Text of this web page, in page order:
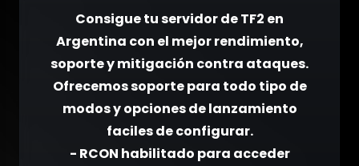
Consigue tu servidor de TF2 en
Argentina con el mejor rendimiento,
soporte y mitigación contra ataques.
Ofrecemos soporte para todo tipo de
modos y opciones de lanzamiento
faciles de configurar.
- RCON habilitado para acceder